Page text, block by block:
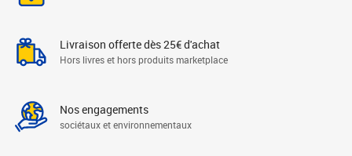
Livraison offerte dès 25€ d'achat
Hors livres et hors produits marketplace
Nos engagements
sociétaux et environnementaux